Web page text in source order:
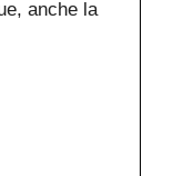
anche la